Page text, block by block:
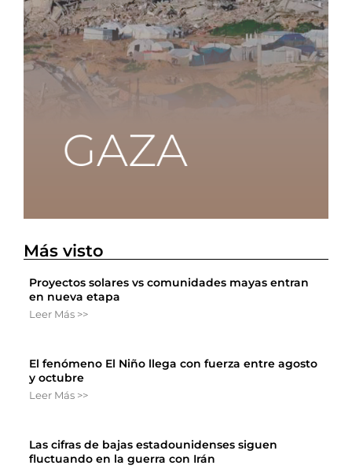
Más visto
Proyectos solares vs comunidades mayas entran
en nueva etapa
Leer Más >>
El fenómeno El Niño llega con fuerza entre agosto
y octubre
Leer Más >>
Las cifras de bajas estadounidenses siguen
fluctuando en la guerra con Irán